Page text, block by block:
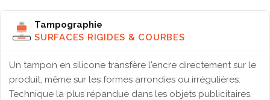
Tampographie
SURFACES RIGIDES & COURBES
Un tampon en silicone transfère l'encre directement sur le
produit, même sur les formes arrondies ou irrégulières.
Technique la plus répandue dans les objets publicitaires,